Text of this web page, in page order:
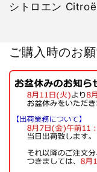
シトロエン
ご購入時のお